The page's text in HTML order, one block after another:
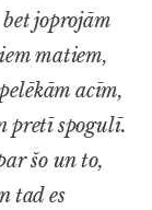
joprojām
matiem,
acīm,
pretī spogulī.
šo un to,
tad es